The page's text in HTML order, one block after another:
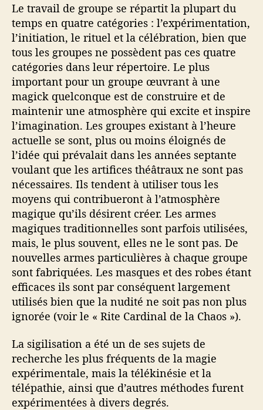
Le travail de groupe se répartit la plupart du
temps en quatre catégories : l’expérimentation,
l’initiation, le rituel et la célébration, bien que
tous les groupes ne possèdent pas ces quatre
catégories dans leur répertoire. Le plus
important pour un groupe œuvrant à une
magick quelconque est de construire et de
maintenir une atmosphère qui excite et inspire
l’imagination. Les groupes existant à l’heure
actuelle se sont, plus ou moins éloignés de
l’idée qui prévalait dans les années septante
voulant que les artifices théâtraux ne sont pas
nécessaires. Ils tendent à utiliser tous les
moyens qui contribueront à l’atmosphère
magique qu’ils désirent créer. Les armes
magiques traditionnelles sont parfois utilisées,
mais, le plus souvent, elles ne le sont pas. De
nouvelles armes particulières à chaque groupe
sont fabriquées. Les masques et des robes étant
efficaces ils sont par conséquent largement
utilisés bien que la nudité ne soit pas non plus
ignorée (voir le « Rite Cardinal de la Chaos »).
La sigilisation a été un de ses sujets de
recherche les plus fréquents de la magie
expérimentale, mais la télékinésie et la
télépathie, ainsi que d’autres méthodes furent
expérimentées à divers degrés.